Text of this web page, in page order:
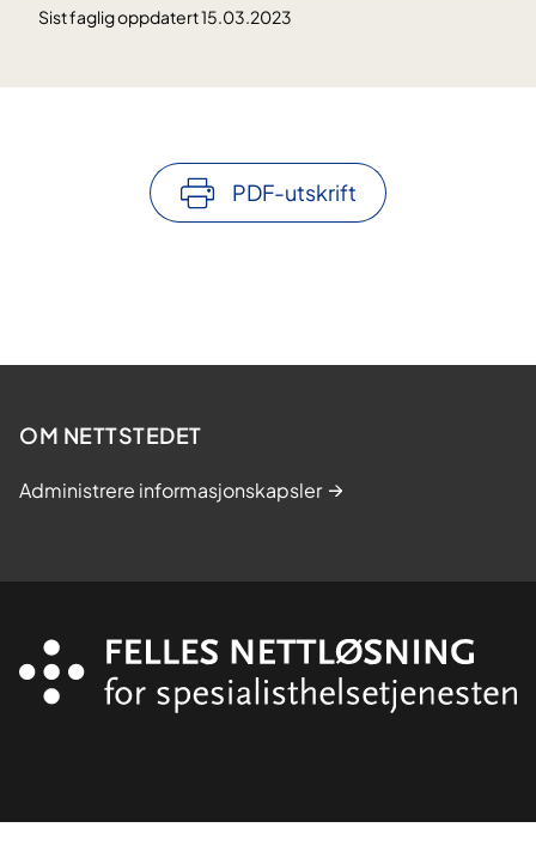
Sist faglig oppdatert 15.03.2023
PDF-utskrift
OM NETTSTEDET
Administrere informasjonskapsler
Organisasjon